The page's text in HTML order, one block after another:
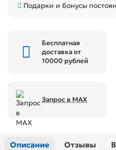
Подарки и бонусы
Бесплатная
доставка от
10000 рублей
Запрос в MAX
Описание Отзывы